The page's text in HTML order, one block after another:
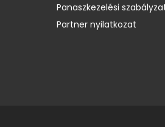
Panaszkezelési
Partner nyilatkozat